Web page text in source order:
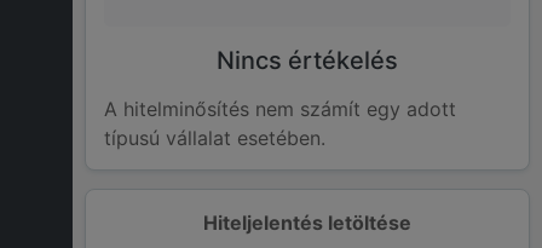
Hiteljelentés letöltése
Nincs értékelés
A hitelminősítés nem számít egy adott
típusú vállalat esetében.